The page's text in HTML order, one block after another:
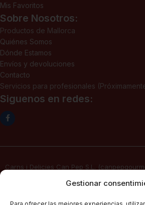
Gestionar
Mis Favoritos
Sobre Nosotros:
Productos de Mallorca
Quiénes Somos
Dónde Estamos
Envíos y devoluciones
Contacto
Servicios para profesionales
Siguenos en redes:
Carns i Delicies Can Pep S.L.
1ª, fecha 02/06/2025, con domicilio social